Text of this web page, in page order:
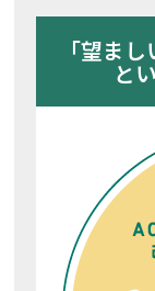
「望ま
と